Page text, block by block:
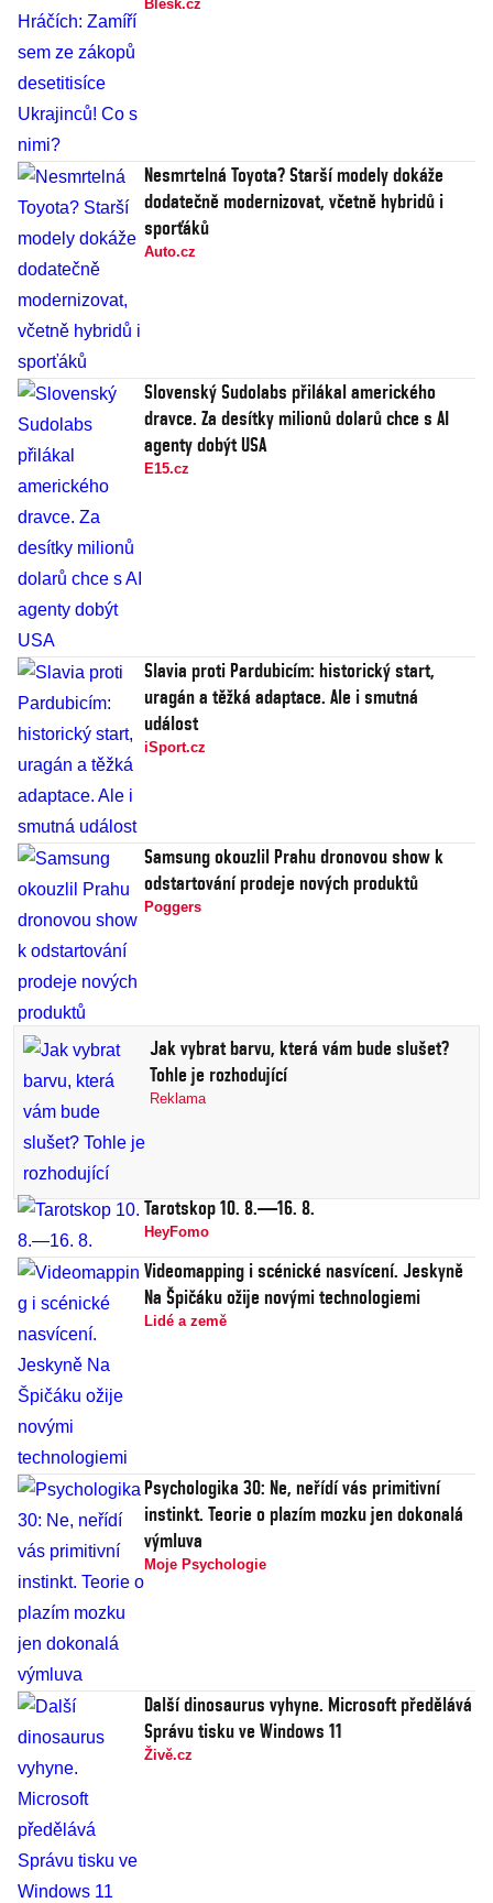
Blesk.cz
Nesmrtelná Toyota? Starší modely dokáže
dodatečně modernizovat, včetně hybridů i
sporťáků
Auto.cz
Slovenský Sudolabs přilákal amerického
dravce. Za desítky milionů dolarů chce s AI
agenty dobýt USA
E15.cz
Slavia proti Pardubicím: historický start,
uragán a těžká adaptace. Ale i smutná
událost
iSport.cz
Samsung okouzlil Prahu dronovou show k
odstartování prodeje nových produktů
Poggers
Jak vybrat barvu, která vám bude slušet?
Tohle je rozhodující
Reklama
Tarotskop 10. 8.—16. 8.
HeyFomo
Videomapping i scénické nasvícení. Jeskyně
Na Špičáku ožije novými technologiemi
Lidé a země
Psychologika 30: Ne, neřídí vás primitivní
instinkt. Teorie o plazím mozku jen dokonalá
výmluva
Moje Psychologie
Další dinosaurus vyhyne. Microsoft předělává
Správu tisku ve Windows 11
Živě.cz